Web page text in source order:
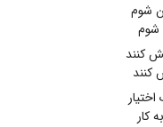
شوم
شوم
کنند
کار